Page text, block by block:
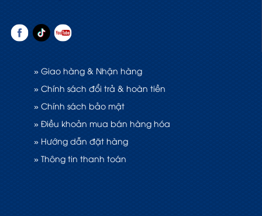
» Giao hàng & Nhận hàng
» Chính sách đổi trả & hoàn tiền
» Chính sách bảo mật
» Điều khoản mua bán hàng hóa
» Hướng dẫn đặt hàng
» Thông tin thanh toán